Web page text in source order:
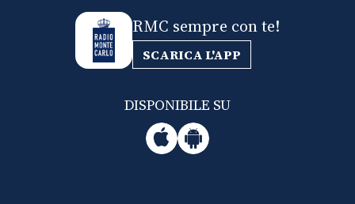
RMC sempre con te!
SCARICA L'APP
DISPONIBILE SU